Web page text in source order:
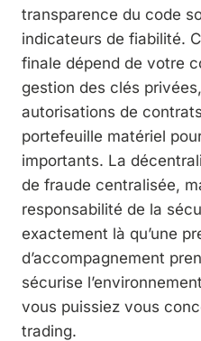
transparence du code
indicateurs de fiabilité.
finale dépend de votre
gestion des clés
autorisations de
portefeuille matériel
importants. La
de fraude centralisée,
responsabilité de la
exactement là qu’une
d’accompagnement
sécurise
vous puissiez vous
trading.